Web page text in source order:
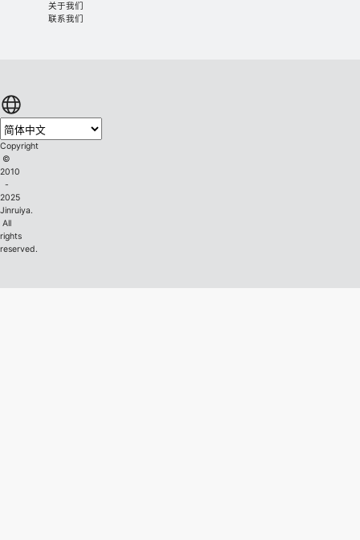
关于我们
联系我们
Copyright
©
2010
-
2025
Jinruiya.
All
rights
reserved.